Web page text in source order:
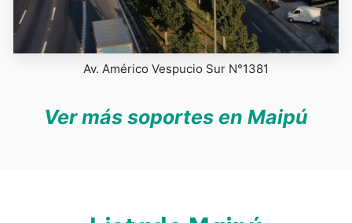
Av. Américo Vespucio Sur N°1381
Ver más soportes en Maipú